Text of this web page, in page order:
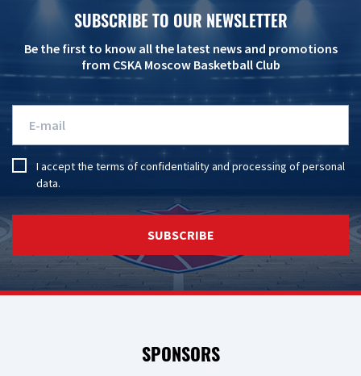
SUBSCRIBE TO OUR NEWSLETTER
Be the first to know all the latest news and promotions
from CSKA Moscow Basketball Club
I accept the terms of confidentialityandprocessing of personal
data.
SUBSCRIBE
SPONSORS